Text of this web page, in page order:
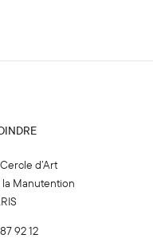
d’Art
la Manutention
92 12